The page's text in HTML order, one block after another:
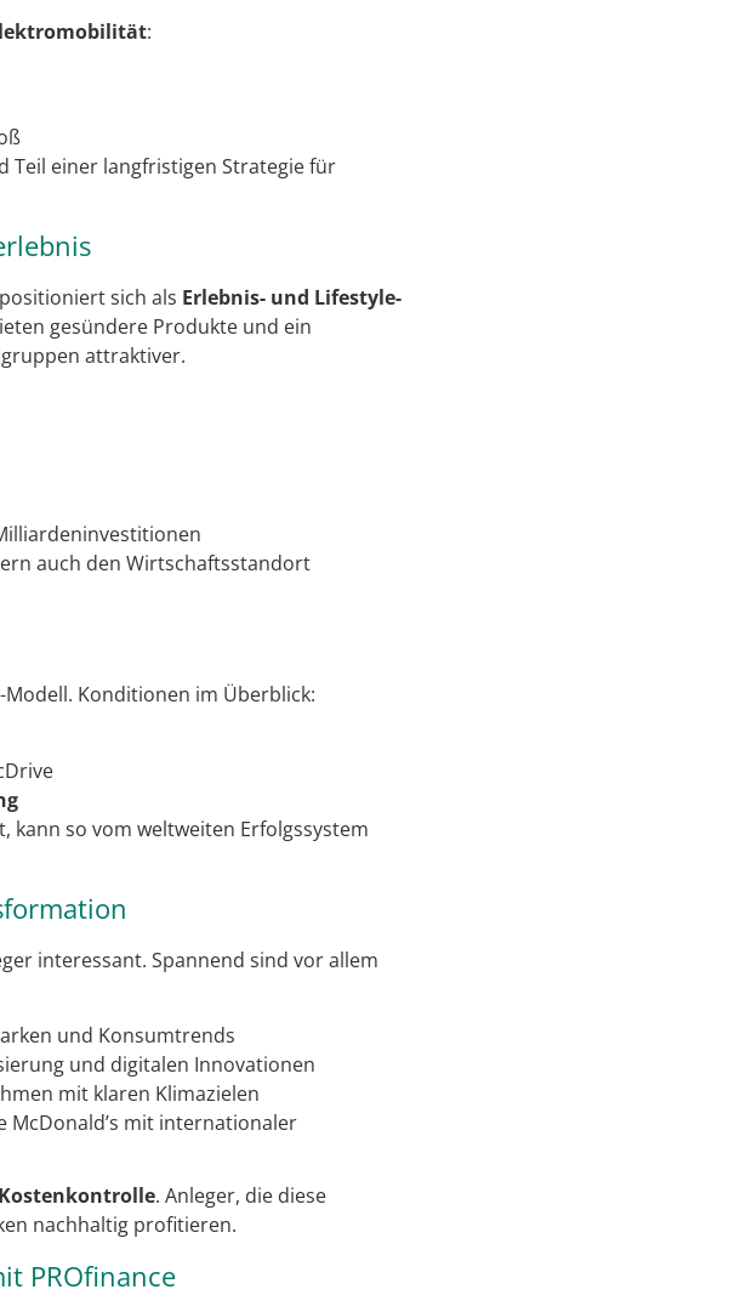
:
Teil einer langfristigen Strategie für
sich als Erlebnis- und Lifestyle-
gesündere Produkte und ein
attraktiver.
auch den Wirtschaftsstandort
Konditionen im Überblick:
so vom weltweiten Erfolgssystem
interessant. Spannend sind vor allem
und Konsumtrends
und digitalen Innovationen
mit klaren Klimazielen
McDonald’s mit internationaler
. Anleger, die diese
nachhaltig profitieren.
PROfinance